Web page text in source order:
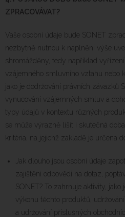
ZPRACOVÁVAT?
Vaše osobní údaje bude SONET
nezbytně nutnou k naplnění výše
shromážděny, tedy například
vzájemného smluvního vztahu
jako je dodržování právních závazků
vynucování vzájemných smluv a
typy údajů v kontextu různých
se může výrazně lišit i skutečná
kritéria, na jejichž základě je určena
Jak dlouho jsou osobní údaje
zajištění odpovědi na dotaz,
SONET? To zahrnuje aktivity,
výkonu těchto produktů,
a udržování příslušných